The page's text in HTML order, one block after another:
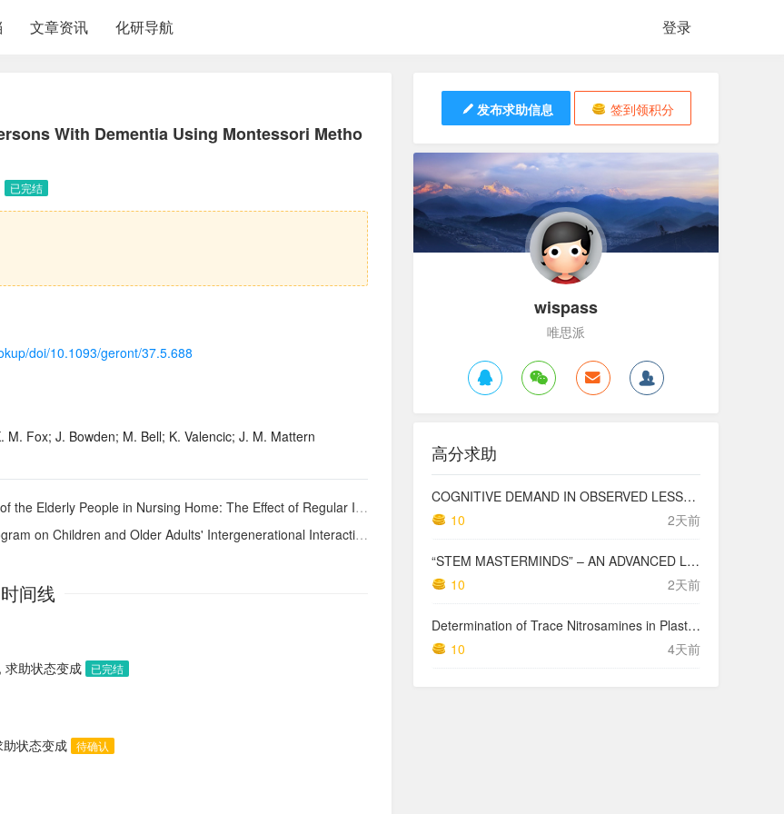
登录
文章资讯 化研导航
With Dementia Using Montessori Metho
已完结
doi/10.1093/geront/37.5.688
Fox; J. Bowden; M. Bell; K. Valencic; J. M. Mattern
in Nursing Home: The Effect of Regular Intergenerational Visitation
Intergenerational Interactions, Cross-Age Attitudes, and Older Adults' Psychosocial Well-Being
间线
求助状态变成 已完结
助状态变成 待确认
发布求助信息 签到领积分
wispass
唯思派
高分求助
COGNITIVE DEMAND IN OBSERVED LESSONS AND NATIONAL TESTING COMPARED TO PISA MATHEMATICS RESULTS IN LATVIA
10
2天前
“STEM MASTERMINDS” – AN ADVANCED LEVEL INTEGRATED STEM CURRICULUM
10
2天前
Determination of Trace Nitrosamines in Plastic Pharmaceutical Packaging Materials
10
4天前